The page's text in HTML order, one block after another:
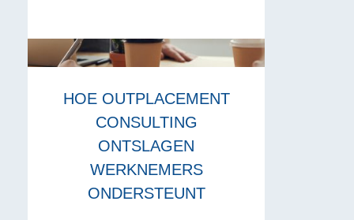
HOE OUTPLACEMENT
CONSULTING
ONTSLAGEN
WERKNEMERS
ONDERSTEUNT